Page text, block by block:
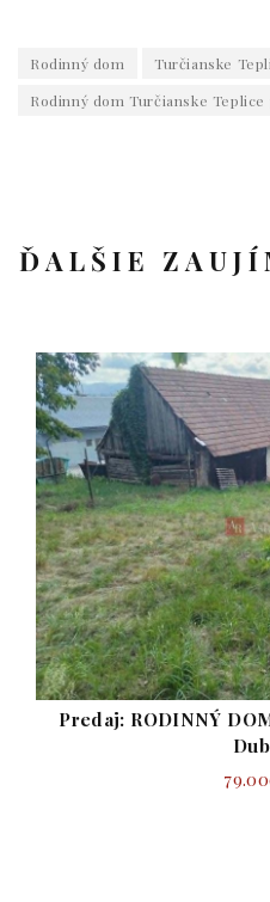
Rodinný dom
Turčianske
Rodinný dom Turčianske Teplice
ĎALŠIE
Predaj: RODINNÝ